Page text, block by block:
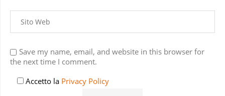
Save my name, email, and website in this browser for
the next time I comment.
Accetto la Privacy Policy